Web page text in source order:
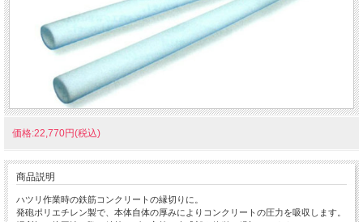
価格:22,770円(税込)
商品説明
ハツリ作業時の鉄筋コンクリートの縁切りに。
発砲ポリエチレン製で、本体自体の厚みによりコンクリートの圧力を吸収します。